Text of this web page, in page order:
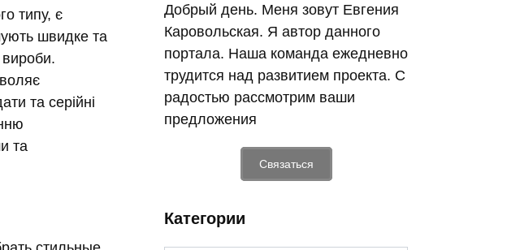
типу, є
швидке та
вироби.
та серійні
та
Добрый день. Меня зовут Евгения
Каровольская. Я автор данного
портала. Наша команда ежедневно
трудится над развитием проекта. С
радостью рассмотрим ваши
предложения
Связаться
Категории